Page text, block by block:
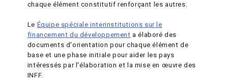
chaque élément constitutif renforçant les autres.
Le Équipe spéciale interinstitutions sur le
financement du développement a élaboré des
documents d'orientation pour chaque élément de
base et une phase initiale pour aider les pays
intéressés par l'élaboration et la mise en œuvre des
INFF.